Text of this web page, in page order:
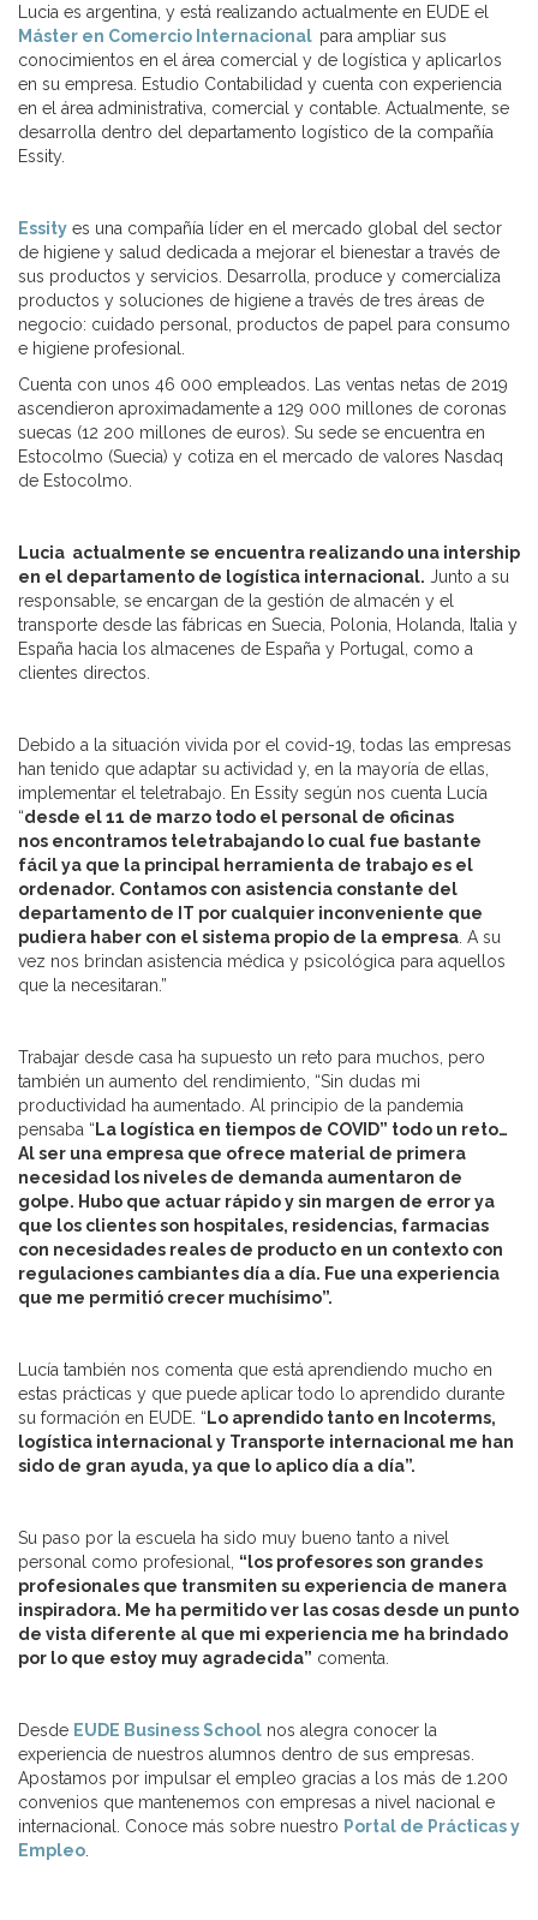
Lucia es argentina, y está realizando actualmente en EUDE el
Máster en Comercio Internacional para ampliar sus
conocimientos en el área comercial y de logística y aplicarlos
en su empresa. Estudio Contabilidad y cuenta con experiencia
en el área administrativa, comercial y contable. Actualmente, se
desarrolla dentro del departamento logístico de la compañía
Essity.
Essity es una compañía líder en el mercado global del sector
de higiene y salud dedicada a mejorar el bienestar a través de
sus productos y servicios. Desarrolla, produce y comercializa
productos y soluciones de higiene a través de tres áreas de
negocio: cuidado personal, productos de papel para consumo
e higiene profesional.
Cuenta con unos 46 000 empleados. Las ventas netas de 2019
ascendieron aproximadamente a 129 000 millones de coronas
suecas (12 200 millones de euros). Su sede se encuentra en
Estocolmo (Suecia) y cotiza en el mercado de valores Nasdaq
de Estocolmo.
Lucia actualmente se encuentra realizando una intership
en el departamento de logística internacional. Junto a su
responsable, se encargan de la gestión de almacén y el
transporte desde las fábricas en Suecia, Polonia, Holanda, Italia y
España hacia los almacenes de España y Portugal, como a
clientes directos.
Debido a la situación vivida por el covid-19, todas las empresas
han tenido que adaptar su actividad y, en la mayoría de ellas,
implementar el teletrabajo. En Essity según nos cuenta Lucía
“desde el 11 de marzo todo el personal de oficinas
nos encontramos teletrabajando lo cual fue bastante
fácil ya que la principal herramienta de trabajo es el
ordenador. Contamos con asistencia constante del
departamento de IT por cualquier inconveniente que
pudiera haber con el sistema propio de la empresa . A su
vez nos brindan asistencia médica y psicológica para aquellos
que la necesitaran.”
Trabajar desde casa ha supuesto un reto para muchos, pero
también un aumento del rendimiento, “Sin dudas mi
productividad ha aumentado. Al principio de la pandemia
pensaba “ La logística en tiempos de COVID” todo un reto…
Al ser una empresa que ofrece material de primera
necesidad los niveles de demanda aumentaron de
golpe. Hubo que actuar rápido y sin margen de error ya
que los clientes son hospitales, residencias, farmacias
con necesidades reales de producto en un contexto con
regulaciones cambiantes día a día. Fue una experiencia
que me permitió crecer muchísimo”.
Lucía también nos comenta que está aprendiendo mucho en
estas prácticas y que puede aplicar todo lo aprendido durante
su formación en EUDE. “ Lo aprendido tanto en Incoterms,
logística internacional y Transporte internacional me han
sido de gran ayuda, ya que lo aplico día a día”.
Su paso por la escuela ha sido muy bueno tanto a nivel
personal como profesional, “los profesores son grandes
profesionales que transmiten su experiencia de manera
inspiradora. Me ha permitido ver las cosas desde un punto
de vista diferente al que mi experiencia me ha brindado
por lo que estoy muy agradecida” comenta.
Desde EUDE Business School nos alegra conocer la
experiencia de nuestros alumnos dentro de sus empresas.
Apostamos por impulsar el empleo gracias a los más de 1.200
convenios que mantenemos con empresas a nivel nacional e
internacional. Conoce más sobre nuestro Portal de Prácticas y
Empleo